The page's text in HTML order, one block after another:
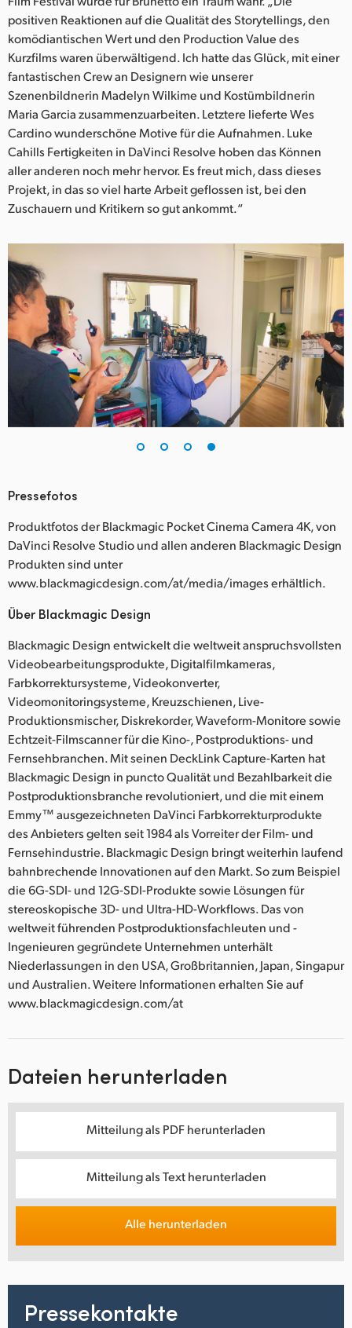
positiven Reaktionen auf die Qualität des Storytellings, den
komödiantischen Wert und den Production Value des
Kurzfilms waren überwältigend. Ich hatte das Glück, mit einer
fantastischen Crew an Designern wie unserer
Szenenbildnerin Madelyn Wilkime und Kostümbildnerin
Maria Garcia zusammenzuarbeiten. Letztere lieferte Wes
Cardino wunderschöne Motive für die Aufnahmen. Luke
Cahills Fertigkeiten in DaVinci Resolve hoben das Können
aller anderen noch mehr hervor. Es freut mich, dass dieses
Projekt, in das so viel harte Arbeit geflossen ist, bei den
Zuschauern und Kritikern so gut ankommt.“
Pressefotos
Produktfotos der Blackmagic Pocket Cinema Camera 4K, von
DaVinci Resolve Studio und allen anderen Blackmagic Design
Produkten sind unter
www.blackmagicdesign.com/at/media/images erhältlich.
Über Blackmagic Design
Blackmagic Design entwickelt die weltweit anspruchsvollsten
Videobearbeitungsprodukte, Digitalfilmkameras,
Farbkorrektursysteme, Videokonverter,
Videomonitoringsysteme, Kreuzschienen, Live-
Produktionsmischer, Diskrekorder, Waveform-Monitore sowie
Echtzeit-Filmscanner für die Kino-, Postproduktions- und
Fernsehbranchen. Mit seinen DeckLink Capture-Karten hat
Blackmagic Design in puncto Qualität und Bezahlbarkeit die
Postproduktionsbranche revolutioniert, und die mit einem
Emmy™ ausgezeichneten DaVinci Farbkorrekturprodukte
des Anbieters gelten seit 1984 als Vorreiter der Film- und
Fernsehindustrie. Blackmagic Design bringt weiterhin laufend
bahnbrechende Innovationen auf den Markt. So zum Beispiel
die 6G-SDI- und 12G-SDI-Produkte sowie Lösungen für
stereoskopische 3D- und Ultra-HD-Workflows. Das von
weltweit führenden Postproduktionsfachleuten und -
Ingenieuren gegründete Unternehmen unterhält
Niederlassungen in den USA, Großbritannien, Japan, Singapur
und Australien. Weitere Informationen erhalten Sie auf
www.blackmagicdesign.com/at
Dateien herunterladen
Mitteilung als PDF herunterladen
Mitteilung als Text herunterladen
Alle herunterladen
Pressekontakte